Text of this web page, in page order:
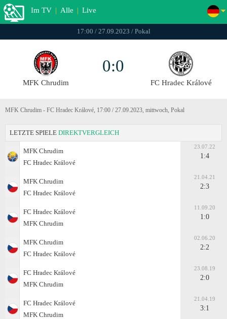
Im TV | Alle | Live
17:00 / 27.09.2023 / Pokal
MFK Chrudim
0:0
FC Hradec Králové
MFK Chrudim - FC Hradec Králové, 17:00 / 27.09.2023, mittwoch, Pokal
LETZTE SPIELE DIREKTVERGLEICH
MFK Chrudim
FC Hradec Králové
23.07.22
1:4
MFK Chrudim
FC Hradec Králové
21.04.21
2:3
FC Hradec Králové
MFK Chrudim
11.09.20
1:0
MFK Chrudim
FC Hradec Králové
02.06.20
2:2
FC Hradec Králové
MFK Chrudim
23.08.19
2:0
FC Hradec Králové
MFK Chrudim
21.04.19
3:1